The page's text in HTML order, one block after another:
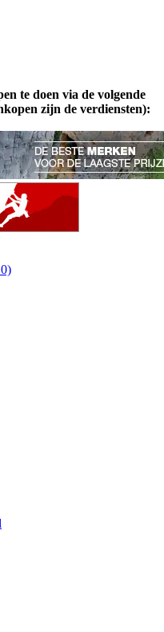
te doen via de volgende
zijn de verdiensten):